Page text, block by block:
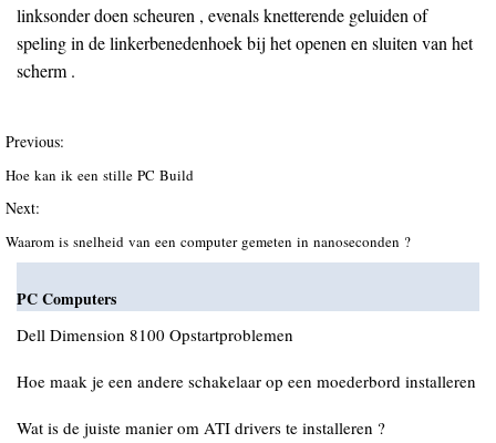
linksonder doen scheuren , evenals knetterende geluiden of
speling in de linkerbenedenhoek bij het openen en sluiten van het
scherm .
Previous:
Hoe kan ik een stille PC Build
Next:
Waarom is snelheid van een computer gemeten in nanoseconden ?
PC Computers
Dell Dimension 8100 Opstartproblemen
Hoe maak je een andere schakelaar op een moederbord installeren
Wat is de juiste manier om ATI drivers te installeren ?